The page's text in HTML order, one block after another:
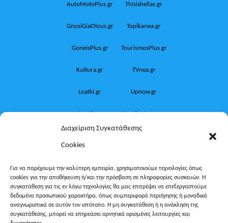
Διαχείριση Συγκατάθεσης
Cookies
Για να παρέχουμε την καλύτερη εμπειρία, χρησιμοποιούμε τεχνολογίες όπως
cookies για την αποθήκευση ή/και την πρόσβαση σε πληροφορίες συσκευών. Η
συγκατάθεση για τις εν λόγω τεχνολογίες θα μας επιτρέψει να επεξεργαστούμε
δεδομένα προσωπικού χαρακτήρα, όπως συμπεριφορά περιήγησης ή μοναδικά
αναγνωριστικά σε αυτόν τον ιστότοπο. Η μη συγκατάθεση ή η ανάκληση της
συγκατάθεσης, μπορεί να επηρεάσει αρνητικά ορισμένες λειτουργίες και
AutoMotoPlus.gr Thisishellas.gr
GnosiGiaOlous.gr Topikanea.gr
GoneisPlus.gr TourismosPlus.gr
Kultura.gr TVnea.gr
Loatki.gr Upnow.gr
Loveis.gr VresSyntages.gr
Oikotropia.gr ZoumeSpiti.gr
Perepet.gr